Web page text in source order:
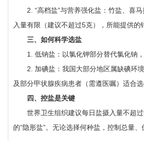
2. “高档盐”与营养强化盐：竹盐、喜马
入量有限（建议不超过5克），所能提供的
三、如何科学选盐
1. 低钠盐：以氯化钾部分替代氯化钠，
2. 加碘盐：我国大部分地区属缺碘环境
及部分甲状腺疾病患者（需遵医嘱）适合选
四、控盐是关键
世界卫生组织建议每日盐摄入量不超过
的“隐形盐”。无论选择何种盐，控制总量、